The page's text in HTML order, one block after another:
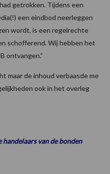
getrokken. Tijdens een
een eindbod neerleggen
wordt, is een regelrechte
schofferend. Wij hebben het
ontvangen.”
maar de inhoud verbaasde me
ook in het overleg
van de bonden